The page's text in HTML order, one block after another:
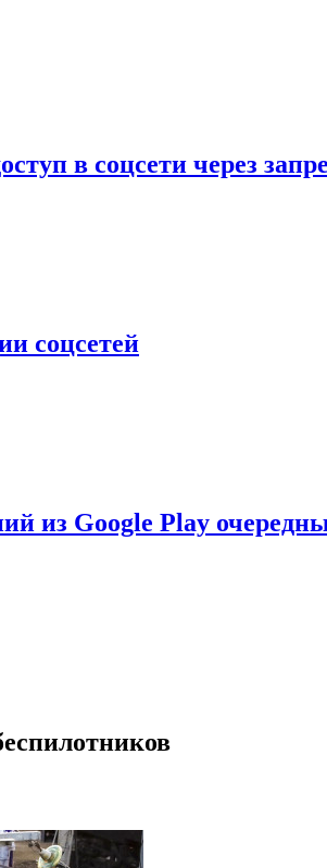
в соцсети через
соцсетей
из Google Play